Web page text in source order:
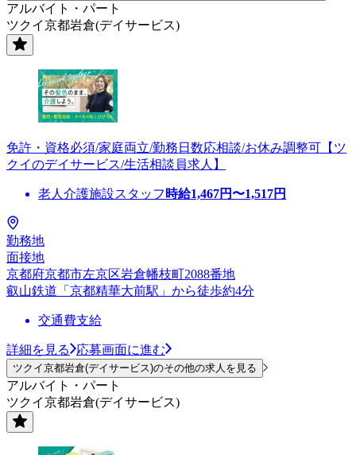
アルバイト・パート
ツクイ京都岩倉(デイサービス)
免許・資格必須/家庭両立/勤務日数応相談/お休み調整可【ツ
クイのデイサービス/生活相談員求人】
老人介護施設スタッフ 時給1,467円〜1,517円
勤務地
面接地
京都府京都市左京区岩倉幡枝町2088番地
叡山鉄道「京都精華大前駅」から徒歩約4分
交通費支給
詳細を見る 応募画面に進む
ツクイ京都岩倉(デイサービス)のその他の求人を見る
アルバイト・パート
ツクイ京都岩倉(デイサービス)